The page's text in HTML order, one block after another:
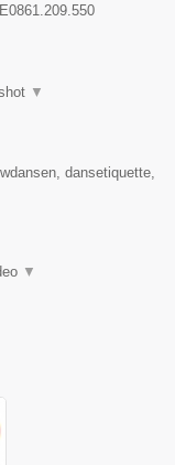
▼
dansetiquette,
▼